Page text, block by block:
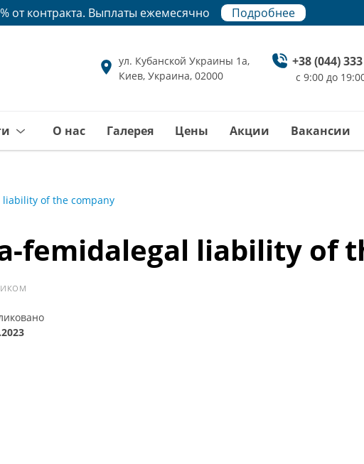
Подробнее
% от контракта. Выплаты ежемесячно Подробнее
ул. Кубанской Украины 1а,
Киев, Украина, 02000
+38 (044)
с 9:00 до
О нас Галерея Цены Акции Вакансии
of the company
femidalegal liability of